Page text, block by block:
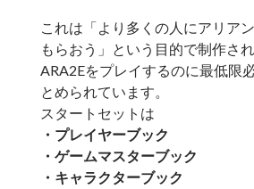
これは「より多くの人にアリア
もらおう」という目的で制作され
ARA2Eをプレイするのに最低限
とめられています。
スタートセットは
・プレイヤーブック
・ゲームマスターブック
・キャラクターブック